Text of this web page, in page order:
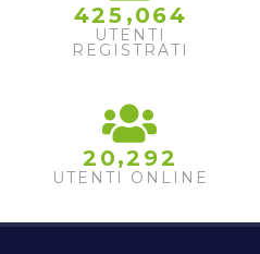
425 ,064
UTENTI
REGISTRATI
2 0,2 92
UTENTI ONLINE